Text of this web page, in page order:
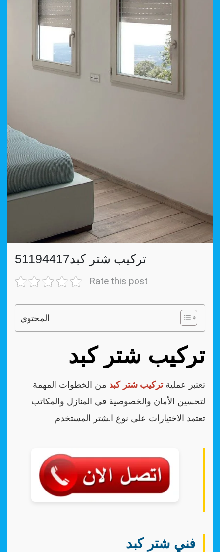
تركيب شتر كبد51194417
Rate this post
المحتوي
تركيب شتر كبد
تعتبر عمليةتركيب شتر كبد من الخطوات المهمة
لتحسين الأمان والخصوصية في المنازل والمكاتب
تعتمد الاختيارات على نوع الشتر المستخدم
فني شتر كبد